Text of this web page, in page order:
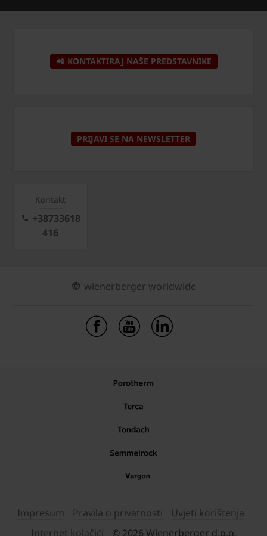
📲 KONTAKTIRAJ NAŠE PREDSTAVNIKE
PRIJAVI SE NA NEWSLETTER
Kontakt
+38733618
416
wienerberger worldwide
Impresum Pravila o privatnosti
Uvjeti korištenja
Internet kolačići
© 2026 Wienerberger d.o.o.